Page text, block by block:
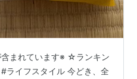
含まれています※ ☆ランキン
ライフスタイル 今どき、全